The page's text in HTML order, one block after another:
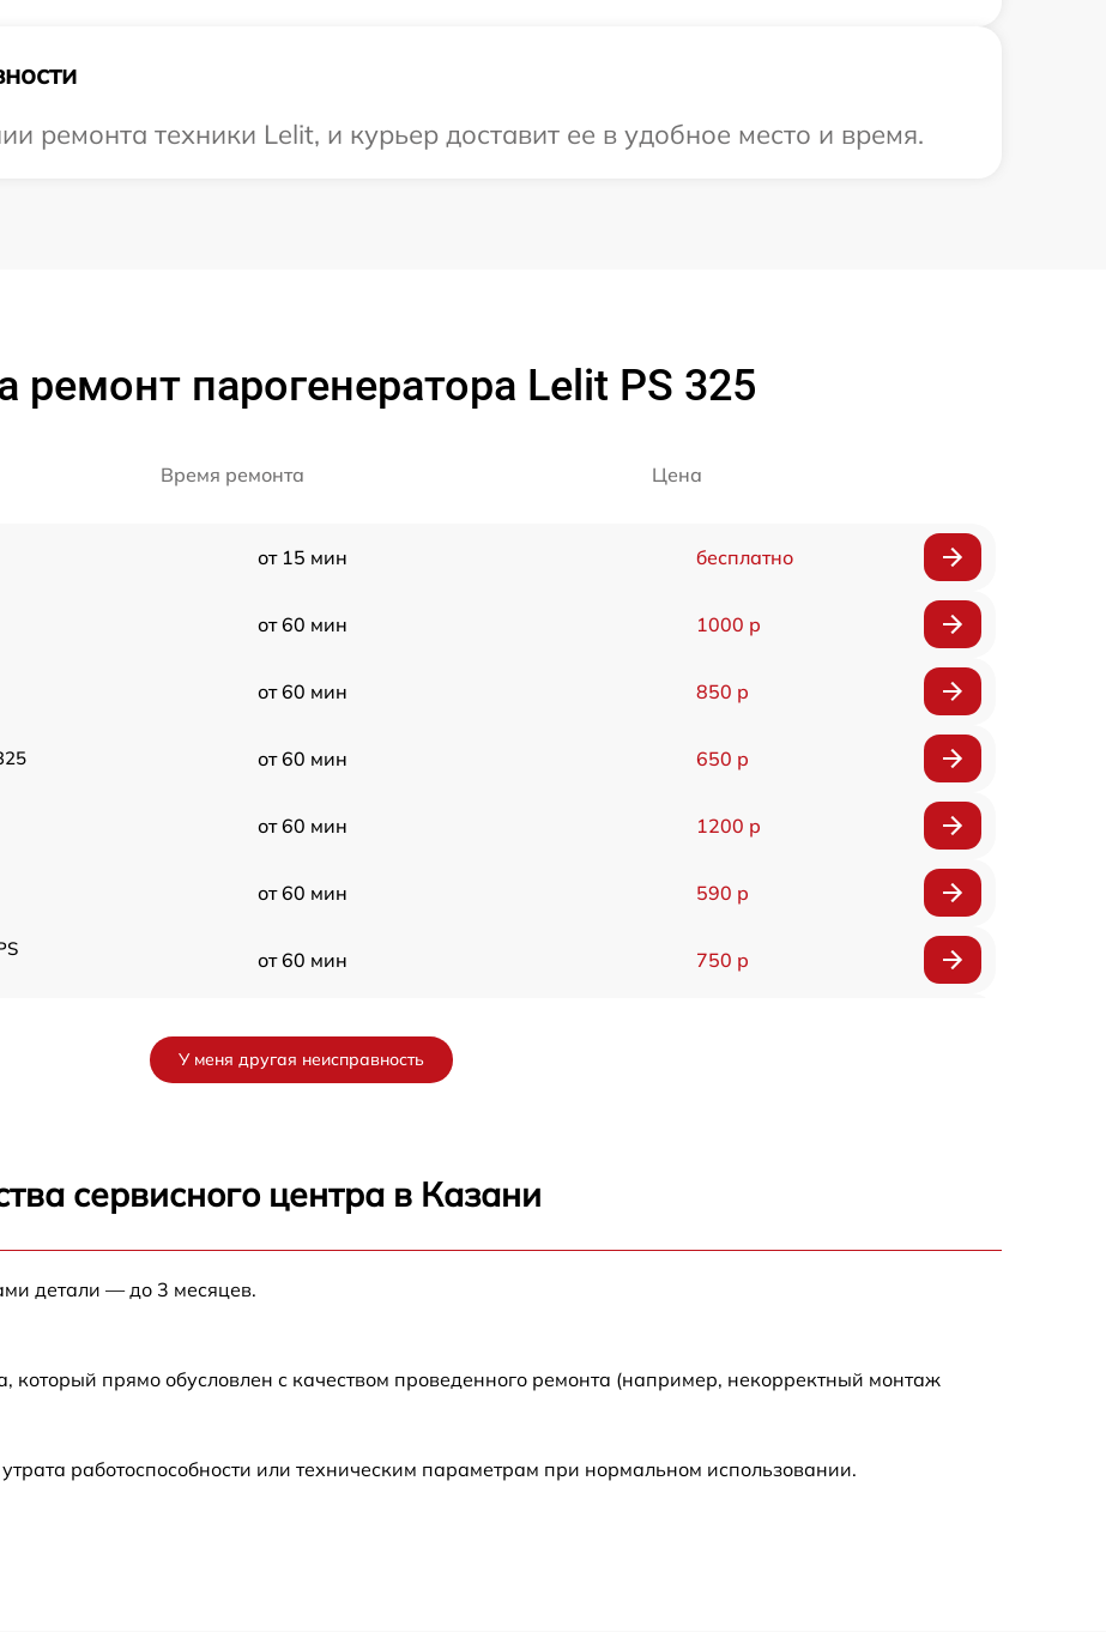
техники Lelit, и курьер доставит ее в удобное место и время.
ремонт парогенератора Lelit PS 325
Время ремонта Цена
от 15 мин бесплатно
от 60 мин 1000 р
от 60 мин 850 р
от 60 мин 650 р
от 60 мин 1200 р
от 60 мин 590 р
от 60 мин 750 р
PS
У меня другая неисправность
сервисного центра в Казани
детали — до 3 месяцев.
который прямо обусловлен с качеством проведенного ремонта (например, некорректный монтаж
работоспособности или техническим параметрам при нормальном использовании.